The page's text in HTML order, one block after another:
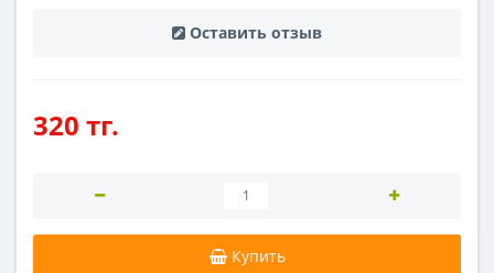
Оставить отзыв
320 тг.
Купить